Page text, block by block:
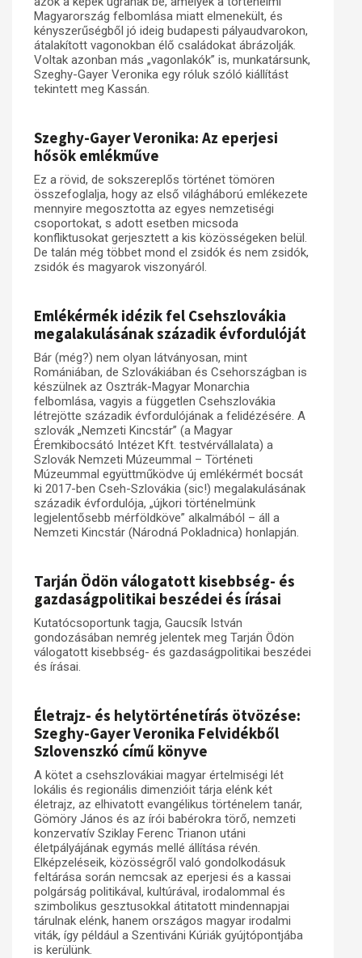
Magyarország felbomlása miatt elmenekült, és
kényszerűségből jó ideig budapesti pályaudvarokon,
átalakított vagonokban élő családokat ábrázolják.
Voltak azonban más „vagonlakók” is, munkatársunk,
Szeghy-Gayer Veronika egy róluk szóló kiállítást
tekintett meg Kassán.
Szeghy-Gayer Veronika: Az eperjesi
hősök emlékműve
Ez a rövid, de sokszereplős történet tömören
összefoglalja, hogy az első világháború emlékezete
mennyire megosztotta az egyes nemzetiségi
csoportokat, s adott esetben micsoda
konfliktusokat gerjesztett a kis közösségeken belül.
De talán még többet mond el zsidók és nem zsidók,
zsidók és magyarok viszonyáról.
Emlékérmék idézik fel Csehszlovákia
megalakulásának századik évfordulóját
Bár (még?) nem olyan látványosan, mint
Romániában, de Szlovákiában és Csehországban is
készülnek az Osztrák-Magyar Monarchia
felbomlása, vagyis a független Csehszlovákia
létrejötte századik évfordulójának a felidézésére. A
szlovák „Nemzeti Kincstár” (a Magyar
Éremkibocsátó Intézet Kft. testvérvállalata) a
Szlovák Nemzeti Múzeummal – Történeti
Múzeummal együttműködve új emlékérmét bocsát
ki 2017-ben Cseh-Szlovákia (sic!) megalakulásának
századik évfordulója, „újkori történelmünk
legjelentősebb mérföldköve” alkalmából – áll a
Nemzeti Kincstár (Národná Pokladnica) honlapján.
Tarján Ödön válogatott kisebbség- és
gazdaságpolitikai beszédei és írásai
Kutatócsoportunk tagja, Gaucsík István
gondozásában nemrég jelentek meg Tarján Ödön
válogatott kisebbség- és gazdaságpolitikai beszédei
és írásai.
Életrajz- és helytörténetírás ötvözése:
Szeghy-Gayer Veronika Felvidékből
Szlovenszkó című könyve
A kötet a csehszlovákiai magyar értelmiségi lét
lokális és regionális dimenzióit tárja elénk két
életrajz, az elhivatott evangélikus történelem tanár,
Gömöry János és az írói babérokra törő, nemzeti
konzervatív Sziklay Ferenc Trianon utáni
életpályájának egymás mellé állítása révén.
Elképzeléseik, közösségről való gondolkodásuk
feltárása során nemcsak az eperjesi és a kassai
polgárság politikával, kultúrával, irodalommal és
szimbolikus gesztusokkal átitatott mindennapjai
tárulnak elénk, hanem országos magyar irodalmi
viták, így például a Szentiváni Kúriák gyújtópontjába
is kerülünk.